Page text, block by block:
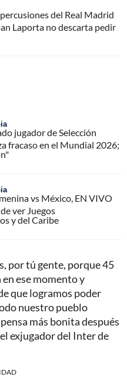
del Real Madrid
Laporta no descarta pedir
jugador de Selección
fracaso en el Mundial 2026;
vs México, EN VIVO
ver Juegos
y del Caribe
por tú gente, porque 45
ese momento y
que logramos poder
nuestro pueblo
más bonita después
exjugador del Inter de